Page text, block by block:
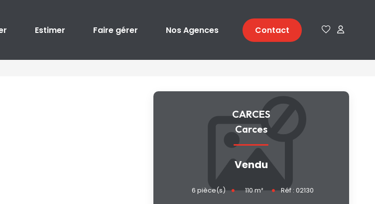
Estimer Faire gérer Nos Agences Contact
CARCES
Carces
Vendu
6 pièce(s) 110m² Réf : 02130